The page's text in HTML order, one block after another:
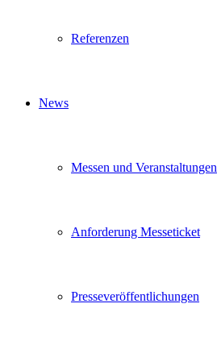
Referenzen
News
Messen und Veranstaltungen
Anforderung Messeticket
Presseveröffentlichungen